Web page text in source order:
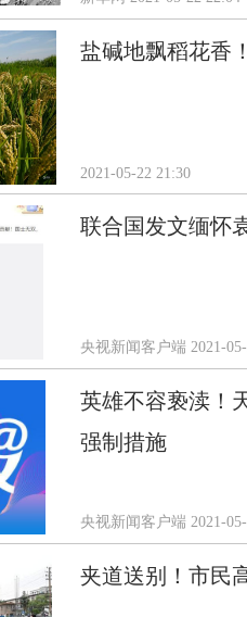
盐碱地飘稻花香
2021-05-22 21:30
联合国发文缅怀
央视新闻客户端 2021-
英雄不容亵渎！
强制措施
央视新闻客户端 2021-
夹道送别！市民